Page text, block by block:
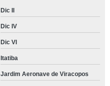
Dic II
Dic IV
Dic VI
Itatiba
Jardim Aeronave de Viracopos